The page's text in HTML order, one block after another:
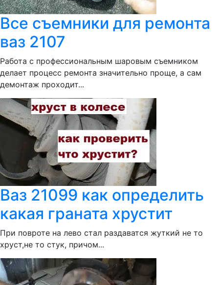
Все съемники для ремонта
ваз 2107
Работа с профессиональным шаровым съемником
делает процесс ремонта значительно проще, а сам
демонтаж проходит...
Ваз 21099 как определить
какая граната хрустит
При повроте на лево стал раздаватся жуткий не то
хруст,не то стук, причом...